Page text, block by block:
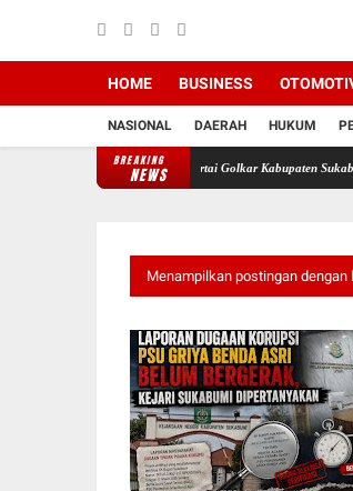
HOME BUSINESS
NASIONAL DAERAH HUKUM
BREAKING
NEWS
di Tubuh DPD Partai Golkar Kabupaten Sukabumi, Ujian
Menampilkan postingan dengan